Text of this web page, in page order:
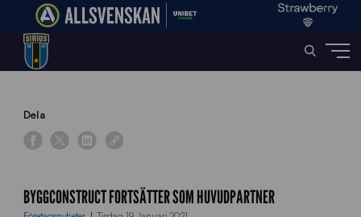
Home»
Dela
BYGGCONSTRUCT FORTSÄTTER SOM HUVUDPARTNER